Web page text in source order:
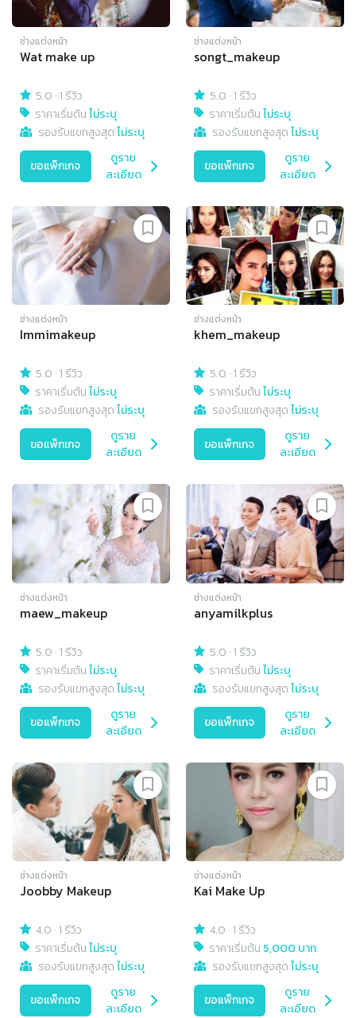
ช่างแต่งหน้า
Wat make up
5.0 ·1 รีวิว
ราคาเริ่มต้นไม่ระบุ
รองรับแขกสูงสุดไม่ระบุ
ขอแพ็กเกจ
ดูราย
ละเอียด
ช่างแต่งหน้า
songt_makeup
5.0 ·1 รีวิว
ราคาเริ่มต้นไม่ระบุ
รองรับแขกสูงสุดไม่ระบุ
ขอแพ็กเกจ
ดูราย
ละเอียด
ช่างแต่งหน้า
Immimakeup
5.0 ·1 รีวิว
ราคาเริ่มต้นไม่ระบุ
รองรับแขกสูงสุดไม่ระบุ
ขอแพ็กเกจ
ดูราย
ละเอียด
ช่างแต่งหน้า
khem_makeup
5.0 ·1 รีวิว
ราคาเริ่มต้นไม่ระบุ
รองรับแขกสูงสุดไม่ระบุ
ขอแพ็กเกจ
ดูราย
ละเอียด
ช่างแต่งหน้า
maew_makeup
5.0 ·1 รีวิว
ราคาเริ่มต้นไม่ระบุ
รองรับแขกสูงสุดไม่ระบุ
ขอแพ็กเกจ
ดูราย
ละเอียด
ช่างแต่งหน้า
anyamilkplus
5.0 ·1 รีวิว
ราคาเริ่มต้นไม่ระบุ
รองรับแขกสูงสุดไม่ระบุ
ขอแพ็กเกจ
ดูราย
ละเอียด
ช่างแต่งหน้า
Joobby Makeup
4.0 ·1 รีวิว
ราคาเริ่มต้นไม่ระบุ
รองรับแขกสูงสุดไม่ระบุ
ขอแพ็กเกจ
ดูราย
ละเอียด
ช่างแต่งหน้า
Kai Make Up
4.0 ·1 รีวิว
ราคาเริ่มต้น 5,000 บาท
รองรับแขกสูงสุดไม่ระบุ
ขอแพ็กเกจ
ดูราย
ละเอียด